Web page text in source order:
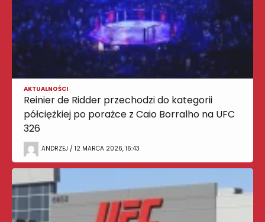
AKTUALNOŚCI
Reinier de Ridder przechodzi do kategorii
półciężkiej po porażce z Caio Borralho na UFC
326
ANDRZEJ / 12 MARCA 2026, 16:43